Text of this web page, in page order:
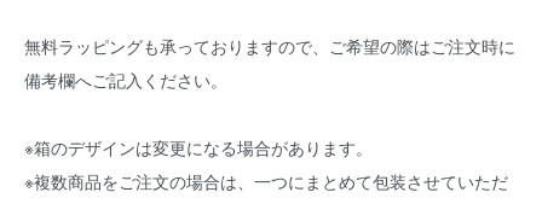
無料ラッピングも承っておりますので、ご希望の際はご注文時に
備考欄へご記入ください。
※箱のデザインは変更になる場合があります。
※複数商品をご注文の場合は、一つにまとめて包装させていただ